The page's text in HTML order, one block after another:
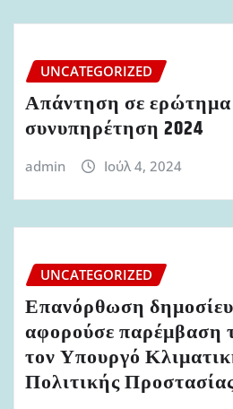
UNCATEGORIZED
Απάντηση σε ερώτημα
συνυπηρέτηση 2024
admin Ιούλ 4, 2024
UNCATEGORIZED
Επανόρθωση
αφορούσε
τον Υπουργό
Πολιτικής